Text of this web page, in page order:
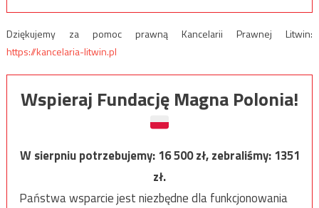
Dziękujemy za pomoc prawną Kancelarii Prawnej Litwin:
https://kancelaria-litwin.pl
Wspieraj Fundację Magna Polonia!
W sierpniu potrzebujemy:16 500zł, zebraliśmy:1351
zł.
Państwa wsparcie jest niezbędne dla funkcjonowania